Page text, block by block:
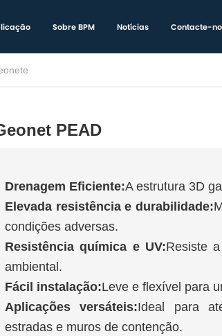
Sobre BPM Notícias Contacte-
PEAD
Drenagem Eficiente:A estrutura 3D
Elevada resistência e durabilidade:
condições adversas.
Resistência química e UV:Resiste
ambiental.
Fácil instalação:Leve e flexível para
Aplicações versáteis:Ideal para
estradas e muros de contenção.